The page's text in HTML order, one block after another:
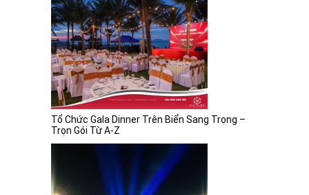
Tổ Chức Gala Dinner Trên Biển Sang Trọng –
Trọn Gói Từ A-Z